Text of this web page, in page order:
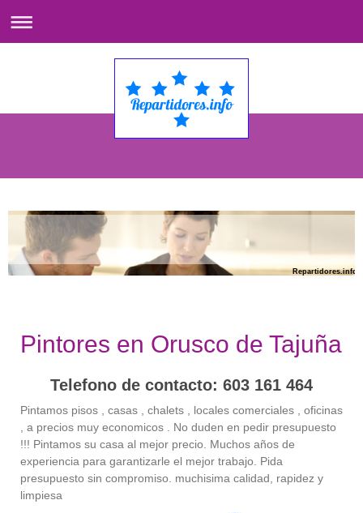
Repartidores.info
Pintores en Orusco de Tajuña
Telefono de contacto: 603 161 464
Pintamos pisos , casas , chalets , locales comerciales , oficinas
, a precios muy economicos . No duden en pedir presupuesto
!!! Pintamos su casa al mejor precio. Muchos años de
experiencia para garantizarle el mejor trabajo. Pida
presupuesto sin compromiso. muchisima calidad, rapidez y
limpiesa